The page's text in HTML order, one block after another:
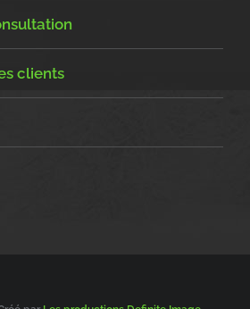
clients